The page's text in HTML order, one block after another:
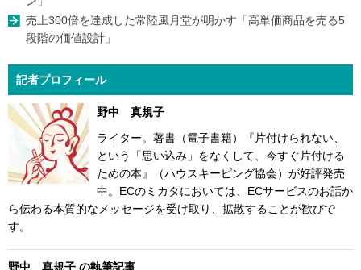
売上300倍を達成した常陸風月堂が明かす「高単価商品を売る5
段階の価値設計」
記者プロフィール
野中 真規子
ライター。著書（電子書籍）『片付けられない、
という「思い込み」をなくして、今すぐ片付ける
ための本』（ハウスキーピング協会）が好評発売
中。ECのミカタにおいては、ECサービスのお話か
ら伝わる本質的なメッセージを受け取り、拡散することが歓びで
す。
野中 真規子 の執筆記事